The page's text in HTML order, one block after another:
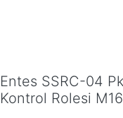
Entes SSRC-04
Kontrol Rolesi